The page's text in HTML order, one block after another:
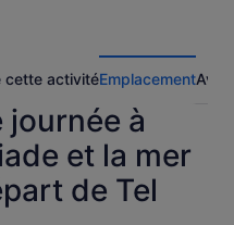
cette activitéEmplacementAvis
journée à
et la mer
de Tel